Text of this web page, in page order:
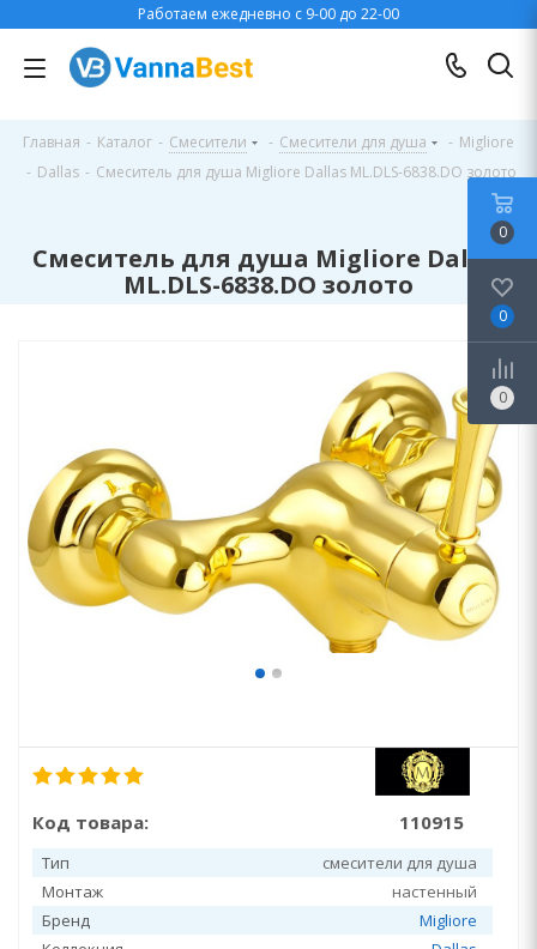
Работаем ежедневно с 9-00 до 22-00
Главная - Каталог - Смесители - Смесители для душа - Migliore
- Dallas - Смеситель для душа Migliore Dallas ML.DLS-6838.DO золото
Смеситель для душа Migliore Dallas
ML.DLS-6838.DO золото
Код товара: 110915
Тип
смесители для душа
Монтаж
настенный
Бренд
Migliore
0
0
0